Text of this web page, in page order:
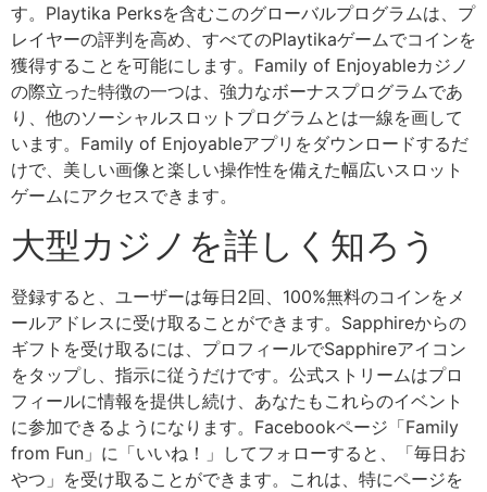
す。Playtika Perksを含むこのグローバルプログラムは、プ
レイヤーの評判を高め、すべてのPlaytikaゲームでコインを
獲得することを可能にします。Family of Enjoyableカジノ
の際立った特徴の一つは、強力なボーナスプログラムであ
り、他のソーシャルスロットプログラムとは一線を画して
います。Family of Enjoyableアプリをダウンロードするだ
けで、美しい画像と楽しい操作性を備えた幅広いスロット
ゲームにアクセスできます。
大型カジノを詳しく知ろう
登録すると、ユーザーは毎日2回、100%無料のコインをメ
ールアドレスに受け取ることができます。Sapphireからの
ギフトを受け取るには、プロフィールでSapphireアイコン
をタップし、指示に従うだけです。公式ストリームはプロ
フィールに情報を提供し続け、あなたもこれらのイベント
に参加できるようになります。Facebookページ「Family
from Fun」に「いいね！」してフォローすると、「毎日お
やつ」を受け取ることができます。これは、特にページを